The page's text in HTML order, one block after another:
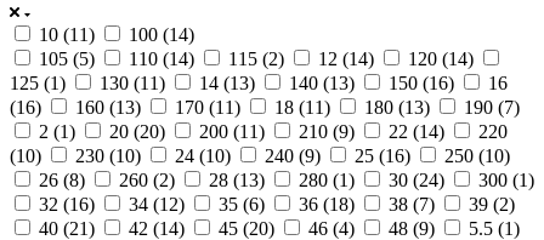
10 (11) 100 (14)
105 (5) 110 (14) 115 (2) 12 (14) 120 (14)
125 (1) 130 (11) 14 (13) 140 (13) 150 (16)
16
(16) 160 (13) 170 (11) 18 (11) 180 (13) 190 (7)
2 (1) 20 (20) 200 (11) 210 (9) 22 (14)
220
(10) 230 (10) 24 (10) 240 (9) 25 (16) 250 (10)
26 (8) 260 (2) 28 (13) 280 (1) 30 (24) 300 (1)
32 (16) 34 (12) 35 (6) 36 (18) 38 (7) 39 (2)
40 (21) 42 (14) 45 (20) 46 (4) 48 (9) 5.5 (1)